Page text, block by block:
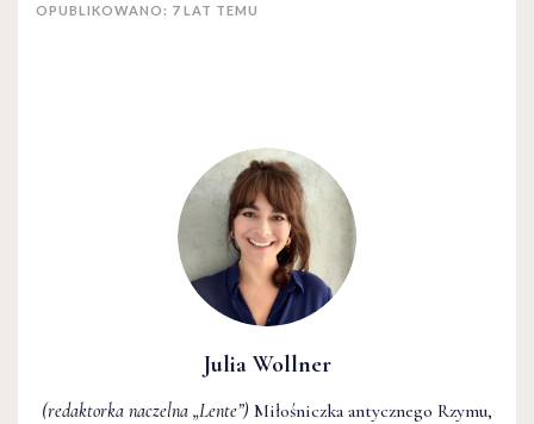
Julia Wollner
(redaktorka naczelna „Lente”) Miłośniczka antycznego Rzymu,
OPUBLIKOWANO: 7 LAT TEMU